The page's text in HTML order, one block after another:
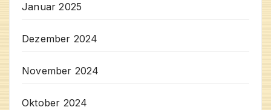
Januar 2025
Dezember 2024
November 2024
Oktober 2024